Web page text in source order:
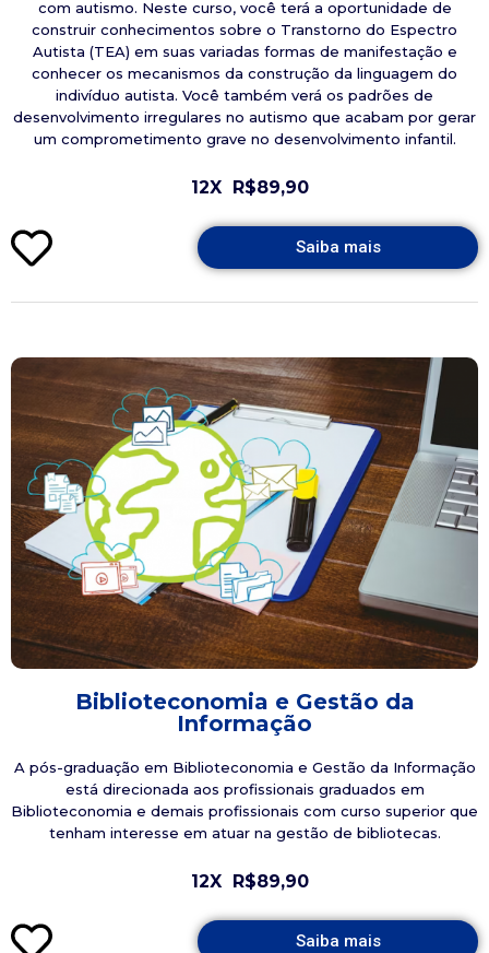
com autismo. Neste curso, você terá a oportunidade de
construir conhecimentos sobre o Transtorno do Espectro
Autista (TEA) em suas variadas formas de manifestação e
conhecer os mecanismos da construção da linguagem do
indivíduo autista. Você também verá os padrões de
desenvolvimento irregulares no autismo que acabam por gerar
um comprometimento grave no desenvolvimento infantil.
12X R$89,90
Saiba mais
Biblioteconomia e Gestão da
Informação
A pós-graduação em Biblioteconomia e Gestão da Informação
está direcionada aos profissionais graduados em
Biblioteconomia e demais profissionais com curso superior que
tenham interesse em atuar na gestão de bibliotecas.
12X R$89,90
Saiba mais